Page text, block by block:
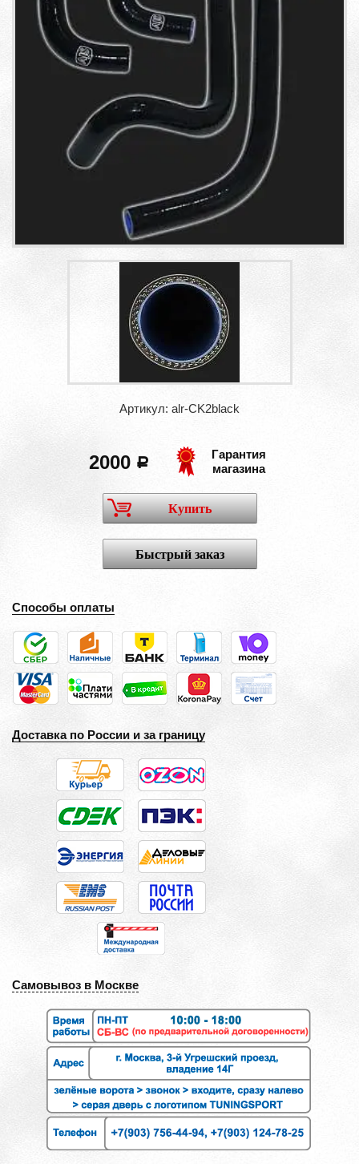
Артикул: alr-CK2black
2000 a
Гарантия
магазина
Купить
Быстрый заказ
Способы оплаты
Доставка по России и за границу
Самовывоз в Москве